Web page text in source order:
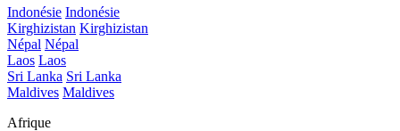
Indonésie Indonésie
Kirghizistan Kirghizistan
Népal Népal
Laos Laos
Sri Lanka Sri Lanka
Maldives Maldives
Afrique